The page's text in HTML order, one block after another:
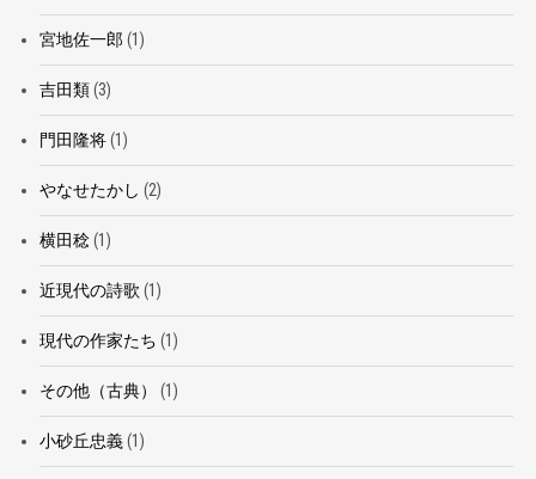
宮地佐一郎 (1)
吉田類(3)
門田隆将(1)
やなせたかし (2)
横田稔(1)
近現代の詩歌 (1)
現代の作家たち (1)
その他（古典） (1)
小砂丘忠義(1)